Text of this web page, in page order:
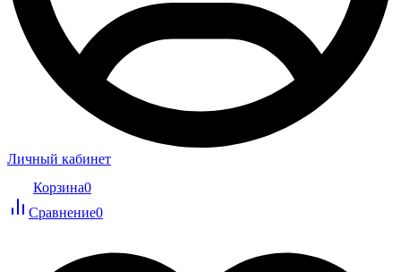
Личный кабинет
Корзина0
Сравнение0